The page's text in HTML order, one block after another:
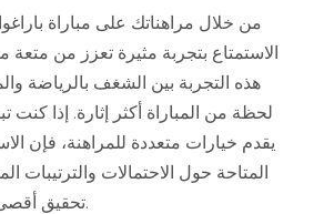
من خلال مراهناتك على مباراة
الاستمتاع بتجربة مثيرة تعزز من متعة
هذه التجربة بين الشغف بالرياضة
لحظة من المباراة أكثر إثارة. إذا
يقدم خيارات متعددة للمراهنة، فإن
المتاحة حول الاحتمالات
تحقيق أقصى استفادة من تجربتك.